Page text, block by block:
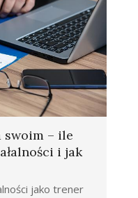
swoim – ile
i jak
jako trener